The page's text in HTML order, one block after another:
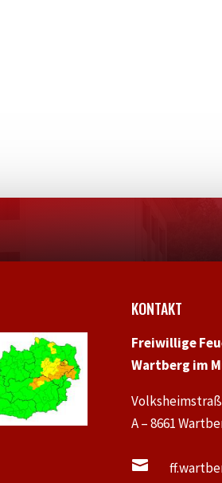
KONTAKT
Freiwillige
Wartberg im
A – 8661
